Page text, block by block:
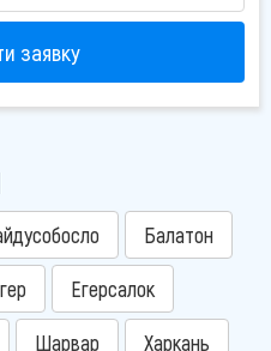
заявку
Балатон
Егерсалок
Шарвар Харкань